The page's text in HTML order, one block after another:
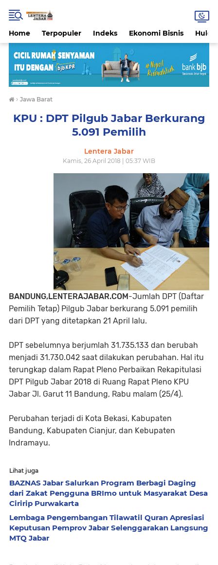
Home Terpopuler Indeks Ekonomi Bisnis
› Jawa Barat
KPU : DPT Pilgub Jabar Berkurang
5.091 Pemilih
Lentera Jabar
Kamis, 26 April 2018 | 05:37 WIB
BANDUNG,LENTERAJABAR.COM-Jumlah DPT (Daftar
Pemilih Tetap) Pilgub Jabar berkurang 5.091 pemilih
dari DPT yang ditetapkan 21 April lalu.
DPT sebelumnya berjumlah 31.735.133 dan berubah
menjadi 31.730.042 saat dilakukan perubahan. Hal itu
terungkap dalam Rapat Pleno Perbaikan Rekapitulasi
DPT Pilgub Jabar 2018 di Ruang Rapat Pleno KPU
Jabar Jl. Garut 11 Bandung, Rabu malam (25/4).
Perubahan terjadi di Kota Bekasi, Kabupaten
Bandung, Kabupaten Cianjur, dan Kebupaten
Indramayu.
Lihat juga
BAZNAS Jabar Salurkan Program Berbagi Daging
dari Zakat Pengguna BRImo untuk Masyarakat Desa
Ciririp Purwakarta
Lembaga Pengembangan Tilawatil Quran Apresiasi
Keputusan Pemprov Jabar Selenggarakan Langsung
MTQ Jabar